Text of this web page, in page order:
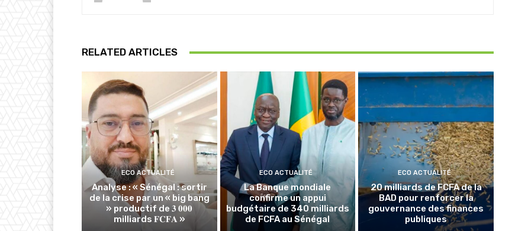
RELATED ARTICLES
ECO ACTUALITÉ
Analyse : « Sénégal : sortir
de la crise par un « big bang
» productif de 𝟑 𝟎𝟎𝟎
milliards 𝐅𝐂𝐅𝐀 »
ECO ACTUALITÉ
La Banque mondiale
confirme un appui
budgétaire de 340 milliards
de FCFA au Sénégal
ECO ACTUALITÉ
20 milliards de FCFA de la
BAD pour renforcer la
gouvernance des finances
publiques